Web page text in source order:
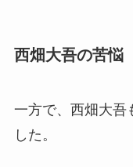
西畑大吾の苦悩
一方で、西畑大吾
した。